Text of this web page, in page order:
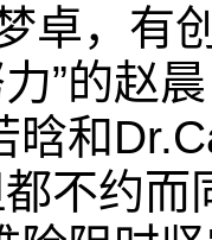
卓，有
”的赵
晗和
不约